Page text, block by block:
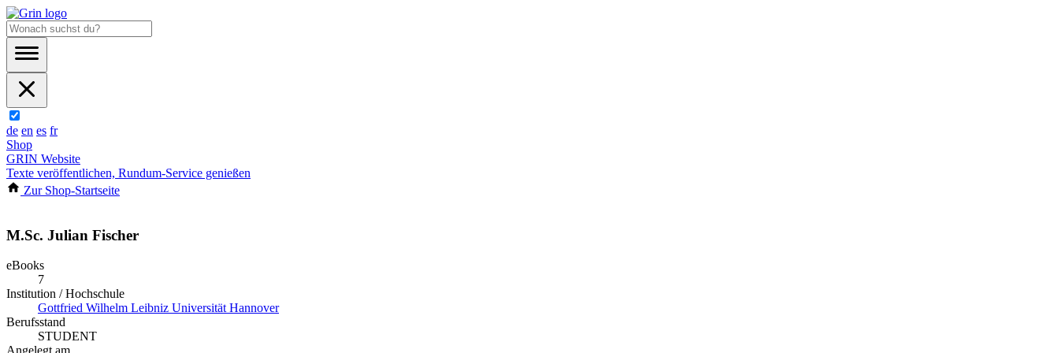
de en es fr
Shop
GRIN Website
Texte veröffentlichen, Rundum-Service genießen
Zur Shop-Startseite
M.Sc. Julian Fischer
eBooks
7
Institution / Hochschule
Gottfried Wilhelm Leibniz Universität Hannover
Berufsstand
STUDENT